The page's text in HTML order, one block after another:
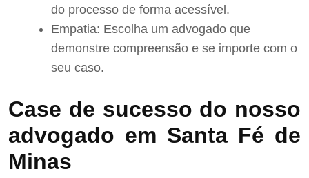
do processo de forma acessível.
Empatia: Escolha um advogado que
demonstre compreensão e se importe com o
seu caso.
Case de sucesso do nosso
advogado em Santa Fé de
Minas